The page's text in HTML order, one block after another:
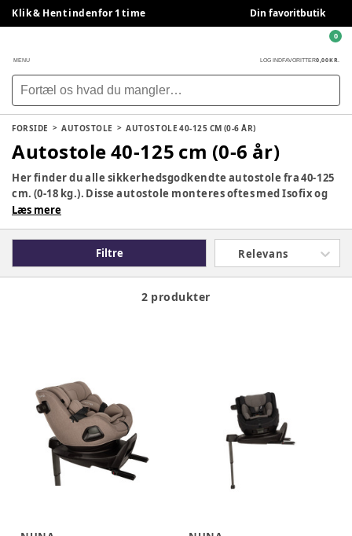
Klik & Hent indenfor 1 time Din favoritbutik
MENU LOG INDFAVORITTER0,00 KR.
0
FORSIDE AUTOSTOLE AUTOSTOLE 40-125 CM (0-6 ÅR)
Autostole 40-125 cm (0-6 år)
Her finder du alle sikkerhedsgodkendte autostole fra 40-125
cm. (0-18 kg.). Disse autostole monteres oftes med Isofix og
kan bruges fra barnet er nyfødt og op til ca. 6 år. De første 15
obligatorisk i mindst 15 måneder (76 cm.) og derefter kan
stolen bruges fremadvendt. Find den rette autostol til jeres
behov, fra mærker som Britax Römer, Cybex, Joie og Maxi
Læs mere
Filtre Relevans
2 produkter